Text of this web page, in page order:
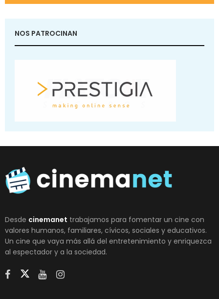
NOS PATROCINAN
Desde cinemanet trabajamos para fomentar un cine con
valores humanos, familiares, cívicos, sociales y educativos.
Un cine que vaya más allá del entretenimiento y enriquezca
al espectador y a la sociedad.